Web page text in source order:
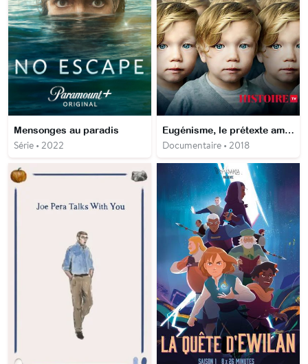
Mensonges au paradis
Série • 2022
Eugénisme, le prétexte américain
Documentaire • 2018